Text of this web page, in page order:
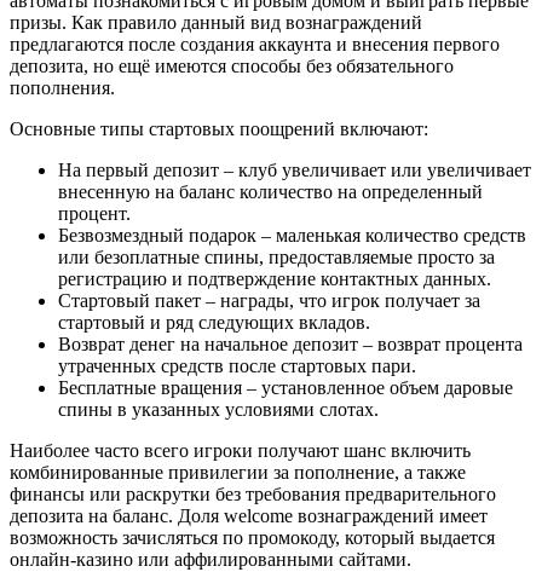
призы. Как правило данный вид вознаграждений
предлагаются после создания аккаунта и внесения первого
депозита, но ещё имеются способы без обязательного
пополнения.
Основные типы стартовых поощрений включают:
На первый депозит – клуб увеличивает или увеличивает
внесенную на баланс количество на определенный
процент.
Безвозмездный подарок – маленькая количество средств
или безоплатные спины, предоставляемые просто за
регистрацию и подтверждение контактных данных.
Стартовый пакет – награды, что игрок получает за
стартовый и ряд следующих вкладов.
Возврат денег на начальное депозит – возврат процента
утраченных средств после стартовых пари.
Бесплатные вращения – установленное объем даровые
спины в указанных условиями слотах.
Наиболее часто всего игроки получают шанс включить
комбинированные привилегии за пополнение, а также
финансы или раскрутки без требования предварительного
депозита на баланс. Доля welcome вознаграждений имеет
возможность зачисляться по промокоду, который выдается
онлайн-казино или аффилированными сайтами.